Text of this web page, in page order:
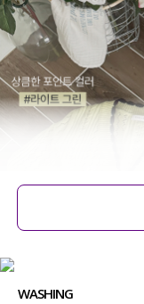
WASHING